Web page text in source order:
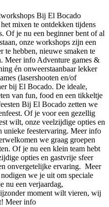
Bij El Bocado
mixen te ontdekken tijdens
Of je nu een beginner bent of al
onze workshops zijn een
te hebben, nieuwe smaken te
Meer info Adventure games &
én onweerstaanbaar lekker
(lasershooten en/of
bij El Bocado. De ideale,
van fun, food en een tikkeltje
Bij El Bocado zetten we
Of je voor een gezellig
wilt, onze veelzijdige opties en
unieke feestervaring. Meer info
we graag groepen
Of je nu een klein team hebt
opties en gastvrije sfeer
onvergetelijke ervaring. Meer
we je uit om speciale
nu een verjaardag,
moment wilt vieren, wij
Meer info